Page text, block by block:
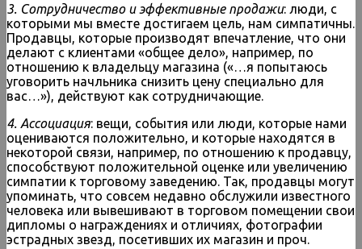
3. Сотрудничество и эффективные продажи: люди, с
которыми мы вместе достигаем цель, нам симпатичны.
Продавцы, которые производят впечатление, что они
делают с клиентами «общее дело», например, по
отношению к владельцу магазина («…я попытаюсь
уговорить начльника снизить цену специально для
вас…»), действуют как сотрудничающие.
4. Ассоциация: вещи, события или люди, которые нами
оцениваются положительно, и которые находятся в
некоторой связи, например, по отношению к продавцу,
способствуют положительной оценке или увеличению
симпатии к торговому заведению. Так, продавцы могут
упоминать, что совсем недавно обслужили известного
человека или вывешивают в торговом помещении свои
дипломы о награждениях и отличиях, фотографии
эстрадных звезд, посетивших их магазин и проч.